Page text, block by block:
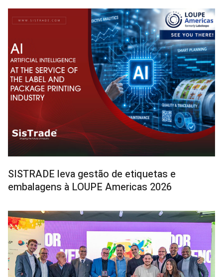
SISTRADE leva gestão de etiquetas e
embalagens à LOUPE Americas 2026